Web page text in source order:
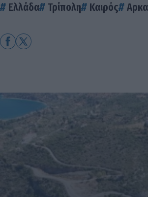
Ελλάδα Τρίπολη Καιρός